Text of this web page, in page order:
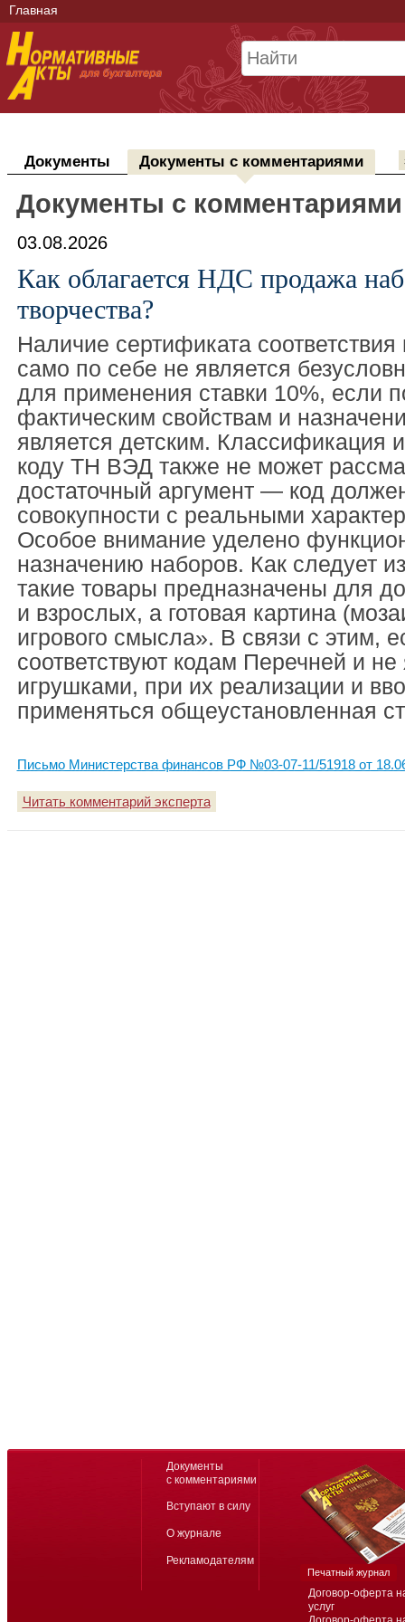
Главная
Документы Документы с комментариями
Документы с комментариями
03.08.2026
Как облагается НДС продажа
творчества?
Наличие сертификата
само по себе не является
для применения ставки 10%, если
фактическим свойствам и
является детским. Классификация
коду ТН ВЭД также не может
достаточный аргумент — код
совокупности с реальными
Особое внимание уделено
назначению наборов. Как следует
такие товары предназначены для
и взрослых, а готовая картина
игрового смысла». В связи с этим,
соответствуют кодам Перечней и
игрушками, при их реализации и
применяться общеустановленная
Письмо Министерства финансов РФ №03-07-11/51918 от
Читать комментарий эксперта
Договор-оферта
услуг
Документы
с комментариями
Вступают в силу
О журнале
Рекламодателям
Печатный журнал